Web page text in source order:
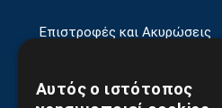
Επιστροφές και Ακυρώσεις
Αυτός ο ιστότοπος